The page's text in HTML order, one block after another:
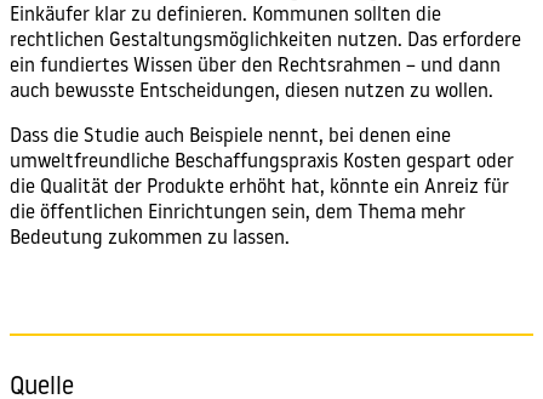
Einkäufer klar zu definieren. Kommunen sollten die
rechtlichen Gestaltungsmöglichkeiten nutzen. Das erfordere
ein fundiertes Wissen über den Rechtsrahmen – und dann
auch bewusste Entscheidungen, diesen nutzen zu wollen.
Dass die Studie auch Beispiele nennt, bei denen eine
umweltfreundliche Beschaffungspraxis Kosten gespart oder
die Qualität der Produkte erhöht hat, könnte ein Anreiz für
die öffentlichen Einrichtungen sein, dem Thema mehr
Bedeutung zukommen zu lassen.
Quelle